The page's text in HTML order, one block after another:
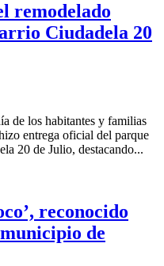
remodelado
Ciudadela 20
los habitantes y familias
entrega oficial del parque
20 de Julio, destacando...
reconocido
de